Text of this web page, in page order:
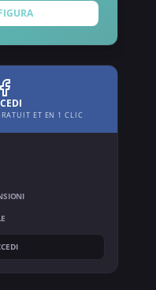
ET EN 1 CLIC